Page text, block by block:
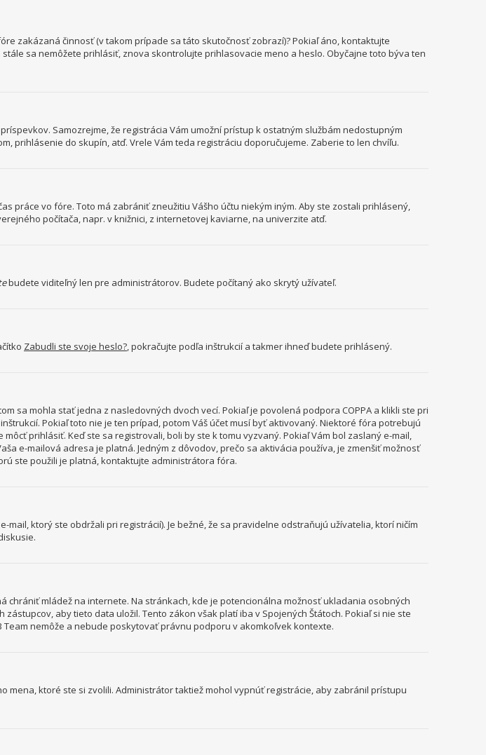
zakázaná činnosť (v takom prípade sa táto skutočnosť zobrazí)? Pokiaľ áno, kontaktujte
sa nemôžete prihlásiť, znova skontrolujte prihlasovacie meno a heslo. Obyčajne toto býva ten
Samozrejme, že registrácia Vám umožní prístup k ostatným službám nedostupným
prihlásenie do skupín, atď. Vrele Vám teda registráciu doporučujeme. Zaberie to len chvíľu.
práce vo fóre. Toto má zabrániť zneužitiu Vášho účtu niekým iným. Aby ste zostali prihlásený,
počítača, napr. v knižnici, z internetovej kaviarne, na univerzite atď.
budete viditeľný len pre administrátorov. Budete počítaný ako skrytý užívateľ.
Zabudli ste svoje heslo?, pokračujte podľa inštrukcií a takmer ihneď budete prihlásený.
sa mohla stať jedna z nasledovných dvoch vecí. Pokiaľ je povolená podpora COPPA a klikli ste pri
Pokiaľ toto nie je ten prípad, potom Váš účet musí byť aktivovaný. Niektoré fóra potrebujú
prihlásiť. Keď ste sa registrovali, boli by ste k tomu vyzvaný. Pokiaľ Vám bol zaslaný e-mail,
e-mailová adresa je platná. Jedným z dôvodov, prečo sa aktivácia používa, je zmenšiť možnosť
ste použili je platná, kontaktujte administrátora fóra.
ktorý ste obdržali pri registrácií). Je bežné, že sa pravidelne odstraňujú užívatelia, ktorí ničím
chrániť mládež na internete. Na stránkach, kde je potencionálna možnosť ukladania osobných
aby tieto data uložil. Tento zákon však platí iba v Spojených Štátoch. Pokiaľ si nie ste
nemôže a nebude poskytovať právnu podporu v akomkoľvek kontexte.
ktoré ste si zvolili. Administrátor taktiež mohol vypnúť registrácie, aby zabránil prístupu